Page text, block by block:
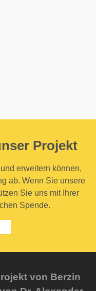
Projekt
erweitern können,
ab. Wenn Sie unsere
Sie uns mit Ihrer
Spende.
von Berzin